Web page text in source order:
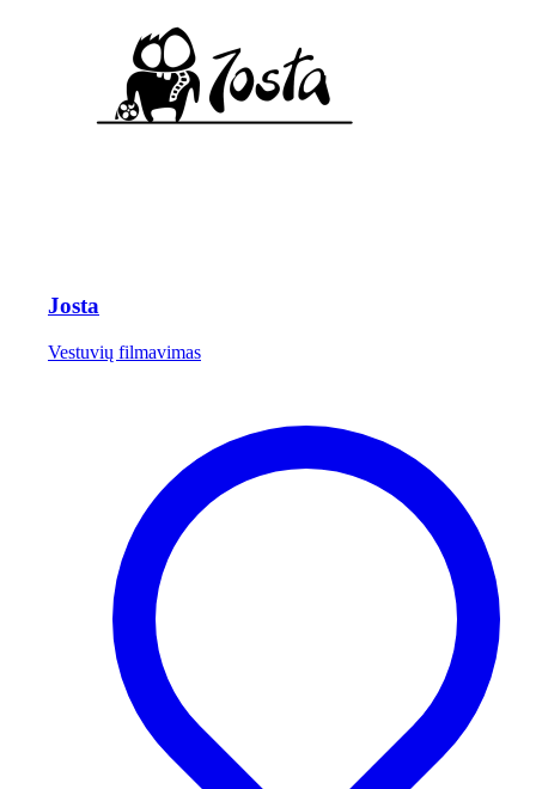
Josta
Vestuvių filmavimas